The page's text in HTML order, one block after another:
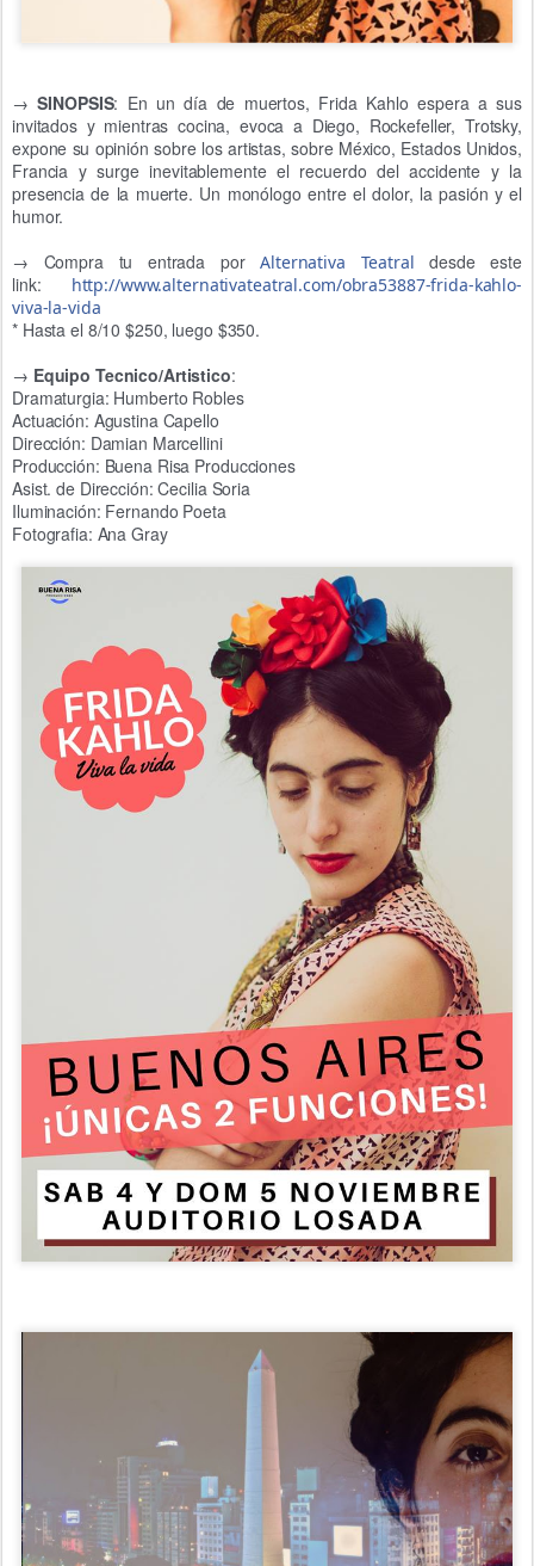
→SINOPSIS: En un día de muertos, Frida Kahlo espera a sus
invitados y mientras cocina, evoca a Diego, Rockefeller, Trotsky,
expone su opinión sobre los artistas, sobre México, Estados Unidos,
Francia y surge inevitablemente el recuerdo del accidente y la
presencia de la muerte. Un monólogo entre el dolor, la pasión y el
humor.
→ Compra tu entrada porAlternativa Teatral desde este
link: http://www.alternativateatral.com/obra53887-frida-kahlo-
viva-la-vida
* Hasta el 8/10 $250, luego $350.
→ Equipo Tecnico/Artistico:
Dramaturgia: Humberto Robles
Actuación: Agustina Capello
Dirección: Damian Marcellini
Producción: Buena Risa Producciones
Asist. de Dirección: Cecilia Soria
Iluminación: Fernando Poeta
Fotografia: Ana Gray